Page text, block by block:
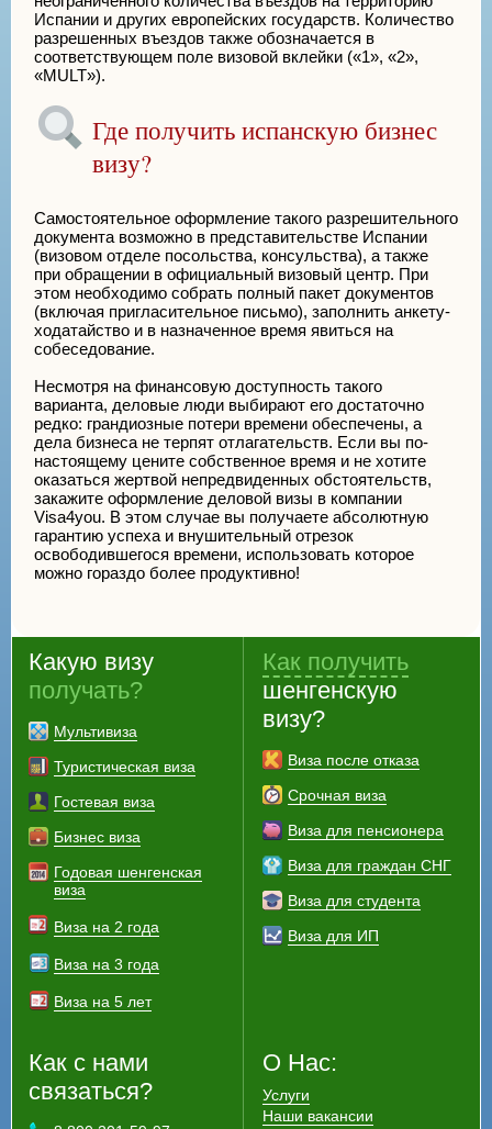
Испании и других европейских государств. Количество
разрешенных въездов также обозначается в
соответствующем поле визовой вклейки («1», «2»,
«MULT»).
Где получить испанскую бизнес
визу?
Самостоятельное оформление такого разрешительного
документа возможно в представительстве Испании
(визовом отделе посольства, консульства), а также
при обращении в официальный визовый центр. При
этом необходимо собрать полный пакет документов
(включая пригласительное письмо), заполнить анкету-
ходатайство и в назначенное время явиться на
собеседование.
Несмотря на финансовую доступность такого
варианта, деловые люди выбирают его достаточно
редко: грандиозные потери времени обеспечены, а
дела бизнеса не терпят отлагательств. Если вы по-
настоящему цените собственное время и не хотите
оказаться жертвой непредвиденных обстоятельств,
закажите оформление деловой визы в компании
Visa4you. В этом случае вы получаете абсолютную
гарантию успеха и внушительный отрезок
освободившегося времени, использовать которое
можно гораздо более продуктивно!
Какую визу
получать?
Мультивиза
Туристическая виза
Гостевая виза
Бизнес виза
Годовая шенгенская
виза
Виза на 2 года
Виза на 3 года
Виза на 5 лет
Как получить
шенгенскую
визу?
Виза после отказа
Срочная виза
Виза для пенсионера
Виза для граждан СНГ
Виза для студента
Виза для ИП
Как с нами
связаться?
О Нас:
Услуги
Наши вакансии